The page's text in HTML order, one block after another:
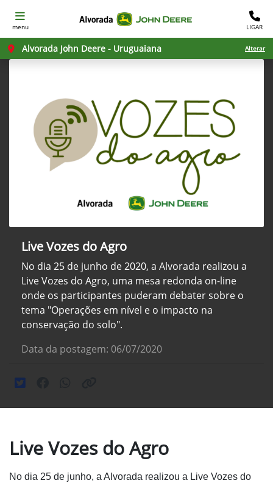
menu LIGAR
Alvorada John Deere - Uruguaiana Alterar
Live Vozes do Agro
No dia 25 de junho de 2020, a Alvorada realizou a
Live Vozes do Agro, uma mesa redonda on-line
onde os participantes puderam debater sobre o
tema "Operações em nível e o impacto na
conservação do solo".
Data da postagem: 06/07/2020
Live Vozes do Agro
No dia 25 de junho, a Alvorada realizou a Live Vozes do